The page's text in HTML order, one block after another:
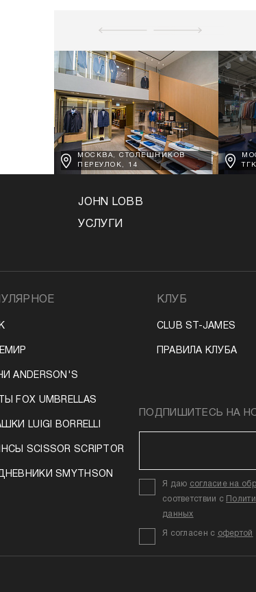
МОСКВА, СТОЛЕШНИКОВ
ПЕРЕУЛОК, 14
JOHN LOBB
УСЛУГИ
ANDERSON'S
FOX UMBRELLAS
LUIGI BORRELLI
SCISSOR SCRIPTOR
SMYTHSON
КЛУБ
CLUB ST-JAMES
ПРАВИЛА КЛУБА
ПОДПИШИТЕСЬ НА
Я даю согласие на
соответствии с
данных
Я согласен с офертой